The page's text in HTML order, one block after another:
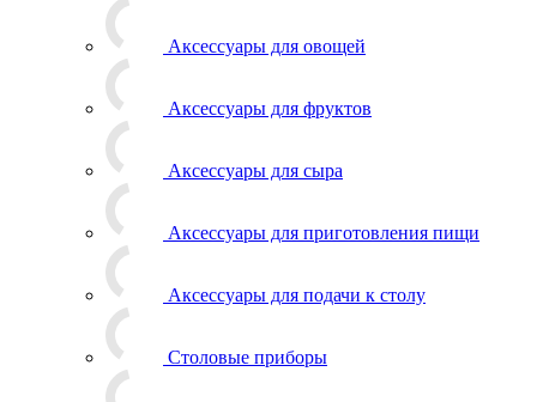
Аксессуары для овощей
Аксессуары для фруктов
Аксессуары для сыра
Аксессуары для приготовления пищи
Аксессуары для подачи к столу
Столовые приборы